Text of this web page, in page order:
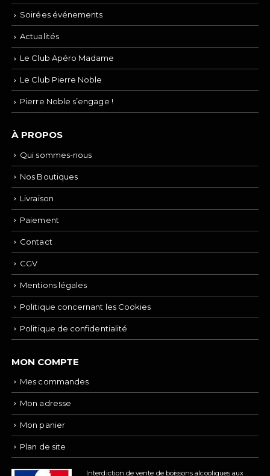
Soirées événements
Actualités
Le Club Apéro Madame
Le Club Pierre Noble
Pierre Noble s’engage !
À PROPOS
Qui sommes-nous
Nos Boutiques
Livraison
Paiement
Contact
CGV
Mentions légales
Politique concernant les Cookies
Politique de confidentialité
MON COMPTE
Mes commandes
Mon adresse
Mon panier
Plan de site
Interdiction de vente de boissons alcooliques aux